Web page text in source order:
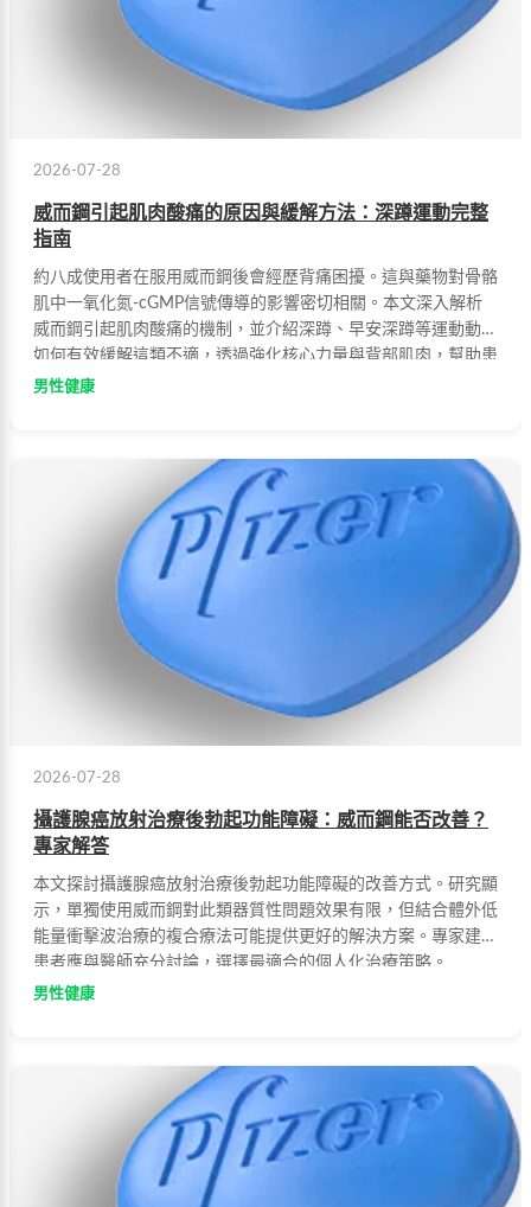
2026-07-28
威而鋼引起肌肉酸痛的原因與緩解方法：深蹲運動完整
指南
約八成使用者在服用威而鋼後會經歷背痛困擾。這與藥物對骨骼
肌中一氧化氮-cGMP信號傳導的影響密切相關。本文深入解析
威而鋼引起肌肉酸痛的機制，並介紹深蹲、早安深蹲等運動動作
如何有效緩解這類不適，透過強化核心力量與背部肌肉，幫助患
者恢復舒適生活。
男性健康
2026-07-28
攝護腺癌放射治療後勃起功能障礙：威而鋼能否改善？
專家解答
本文探討攝護腺癌放射治療後勃起功能障礙的改善方式。研究顯
示，單獨使用威而鋼對此類器質性問題效果有限，但結合體外低
能量衝擊波治療的複合療法可能提供更好的解決方案。專家建議
患者應與醫師充分討論，選擇最適合的個人化治療策略。
男性健康